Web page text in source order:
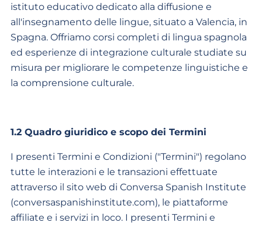
istituto educativo dedicato alla diffusione e
all'insegnamento delle lingue, situato a Valencia, in
Spagna. Offriamo corsi completi di lingua spagnola
ed esperienze di integrazione culturale studiate su
misura per migliorare le competenze linguistiche e
la comprensione culturale.
1.2 Quadro giuridico e scopo dei Termini
I presenti Termini e Condizioni ("Termini") regolano
tutte le interazioni e le transazioni effettuate
attraverso il sito web di Conversa Spanish Institute
(conversaspanishinstitute.com), le piattaforme
affiliate e i servizi in loco. I presenti Termini e